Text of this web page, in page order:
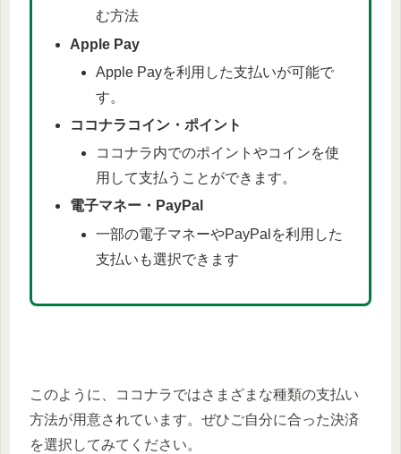
む方法
Apple Pay
Apple Payを利用した支払いが可能で
す。
ココナラコイン・ポイント
ココナラ内でのポイントやコインを使
用して支払うことができます。
電子マネー・PayPal
一部の電子マネーやPayPalを利用した
支払いも選択できます
このように、ココナラではさまざまな種類の支払い
方法が用意されています。ぜひご自分に合った決済
を選択してみてください。